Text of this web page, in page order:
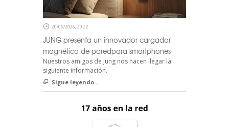
20/06/2026, 20:22
JUNG presenta un innovador cargador
magnético de paredpara smartphones
Nuestros amigos de Jung nos hacen llegar la
siguiente información.
Sigue leyendo...